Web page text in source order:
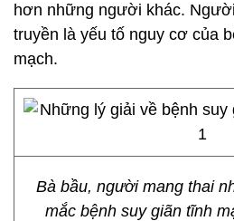
hơn những người khác.
truyền là yếu tố nguy cơ của
mạch.
Bà bầu, người mang thai
mắc bệnh suy giãn tĩnh